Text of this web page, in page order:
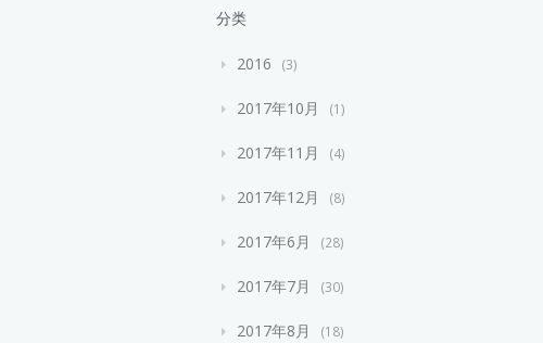
分类
2016 3
2017年10月 1
2017年11月 4
2017年12月 8
2017年6月 28
2017年7月 30
2017年8月 18